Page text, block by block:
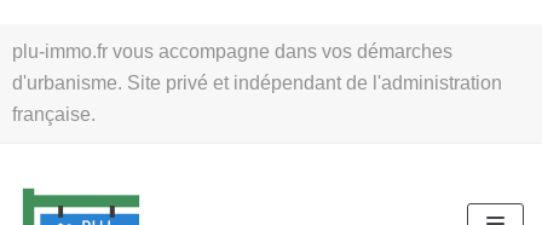
plu-immo.fr vous accompagne dans vos démarches
d'urbanisme. Site privé et indépendant de l'administration
française.
au
contenu